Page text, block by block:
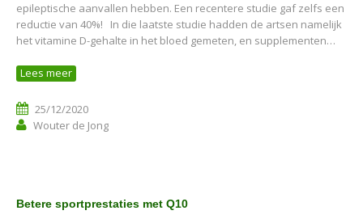
epileptische aanvallen hebben. Een recentere studie gaf zelfs een
reductie van 40%! In die laatste studie hadden de artsen namelijk
het vitamine D-gehalte in het bloed gemeten, en supplementen…
Lees meer
25/12/2020
Wouter de Jong
Betere sportprestaties met Q10